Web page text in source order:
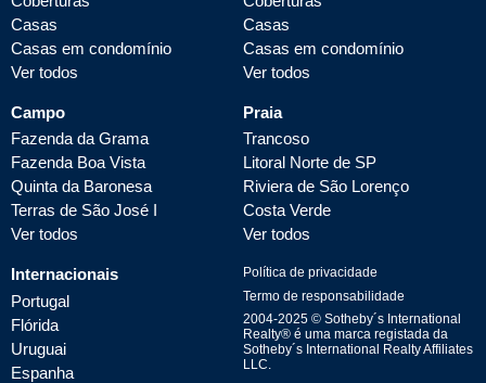
Casas
Casas em condomínio
Ver todos
Casas
Casas em condomínio
Ver todos
Campo
Fazenda da Grama
Fazenda Boa Vista
Quinta da Baronesa
Terras de São José I
Ver todos
Praia
Trancoso
Litoral Norte de SP
Riviera de São Lorenço
Costa Verde
Ver todos
Internacionais
Portugal
Flórida
Uruguai
Espanha
Política de privacidade
Termo de responsabilidade
2004-2025 © Sotheby´s International
Realty® é uma marca registada da
Sotheby´s International Realty Affiliates
LLC.